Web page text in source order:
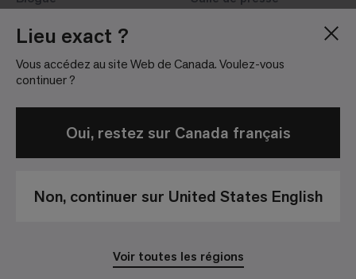
Lieu exact ?
Vous accédez au site Web de Canada. Voulez-vous
continuer ?
Oui, restez sur Canada français
Non, continuer sur United States English
Voir toutes les régions
À propos de nous
Sites
Lignes directrices
Politique de
Conditions
Avis de non-
© 2026 Interface, Inc. Tous droits réservés.